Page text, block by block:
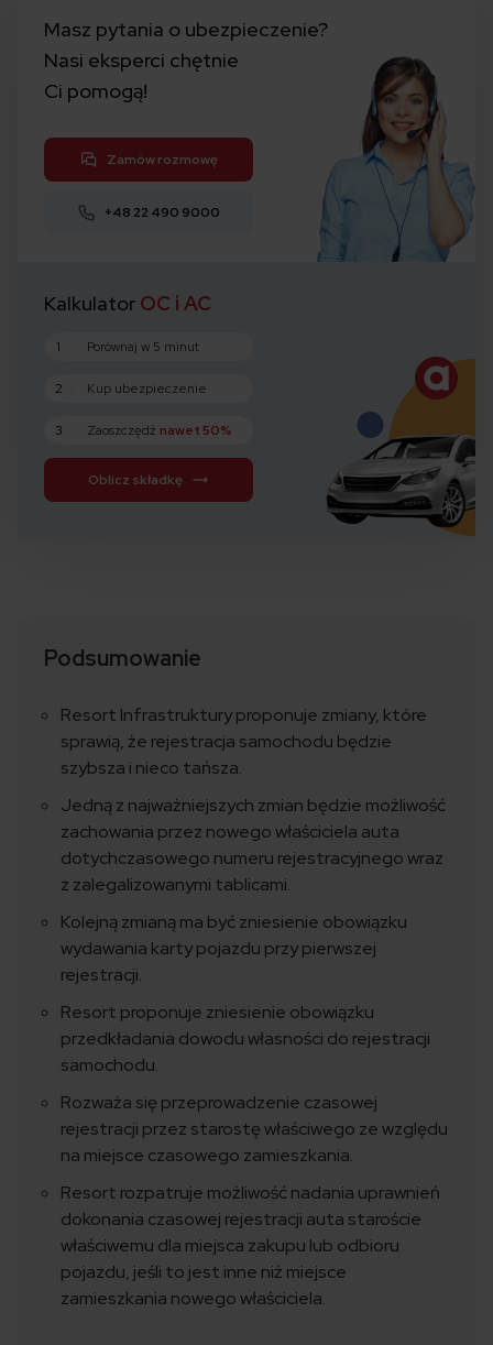
Masz pytania o ubezpieczenie?
Nasi eksperci chętnie
Ci pomogą!
Zamów rozmowę
+48 22 490 9000
Kalkulator OC i AC
1 Porównaj w 5 minut
2 Kup ubezpieczenie
3 Zaoszczędź nawet 50%
Oblicz składkę
Podsumowanie
Resort Infrastruktury proponuje zmiany, które
sprawią, że rejestracja samochodu będzie
szybsza i nieco tańsza.
Jedną z najważniejszych zmian będzie możliwość
zachowania przez nowego właściciela auta
dotychczasowego numeru rejestracyjnego wraz
z zalegalizowanymi tablicami.
Kolejną zmianą ma być zniesienie obowiązku
wydawania karty pojazdu przy pierwszej
rejestracji.
Resort proponuje zniesienie obowiązku
przedkładania dowodu własności do rejestracji
samochodu.
Rozważa się przeprowadzenie czasowej
rejestracji przez starostę właściwego ze względu
na miejsce czasowego zamieszkania.
Resort rozpatruje możliwość nadania uprawnień
dokonania czasowej rejestracji auta staroście
właściwemu dla miejsca zakupu lub odbioru
pojazdu, jeśli to jest inne niż miejsce
zamieszkania nowego właściciela.